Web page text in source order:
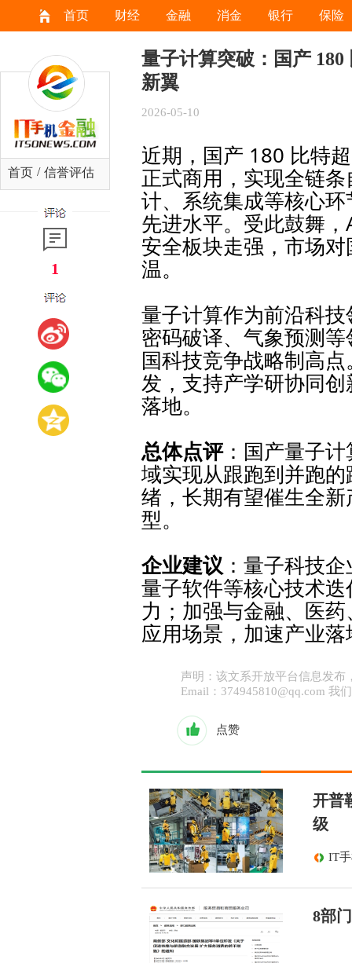
首页 财经 金融 消金 银行 保险
首页 / 信誉评估
1
量子计算突破：国产
新翼
2026-05-10
近期，国产 180 比特
正式商用，实现全链
计、系统集成等核心
先进水平。受此鼓舞
安全板块走强，市场
温。
量子计算作为前沿科
密码破译、气象预测
国科技竞争战略制高
发，支持产学研协同
落地。
总体点评：国产量子
域实现从跟跑到并跑
绪，长期有望催生全
型。
企业建议 ：量子科技
量子软件等核心技术
力；加强与金融、医
应用场景，加速产业落
声明：该文系开放平台信息发
Email：374945810@qq.com 我
点赞
开普
级
IT
8部